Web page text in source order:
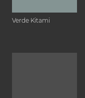
Verde Kitami